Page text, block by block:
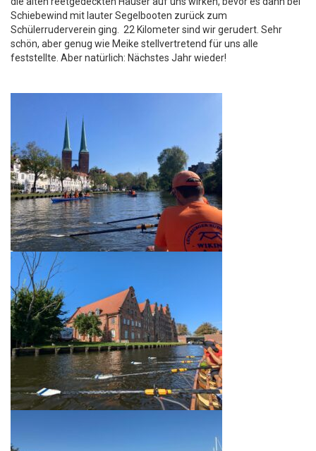
Schiebewind mit lauter Segelbooten zurück zum
Schülerruderverein ging. 22 Kilometer sind wir gerudert. Sehr
schön, aber genug wie Meike stellvertretend für uns alle
feststellte. Aber natürlich: Nächstes Jahr wieder!